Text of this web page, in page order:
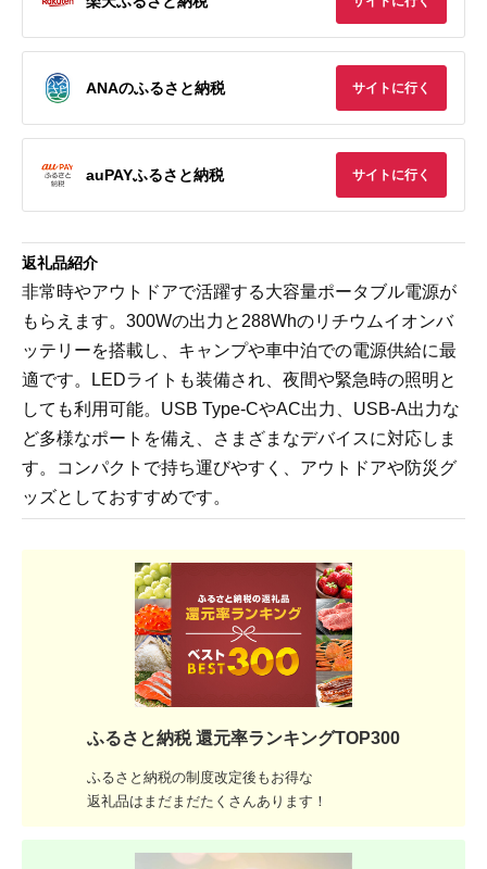
ANAのふるさと納税 サイトに行く
auPAYふるさと納税 サイトに行く
返礼品紹介
非常時やアウトドアで活躍する大容量ポータブル電源が
もらえます。300Wの出力と288Whのリチウムイオンバ
ッテリーを搭載し、キャンプや車中泊での電源供給に最
適です。LEDライトも装備され、夜間や緊急時の照明と
しても利用可能。USB Type-CやAC出力、USB-A出力な
ど多様なポートを備え、さまざまなデバイスに対応しま
す。コンパクトで持ち運びやすく、アウトドアや防災グ
ッズとしておすすめです。
ふるさと納税 還元率ランキングTOP300
ふるさと納税の制度改定後もお得な
返礼品はまだまだたくさんあります！